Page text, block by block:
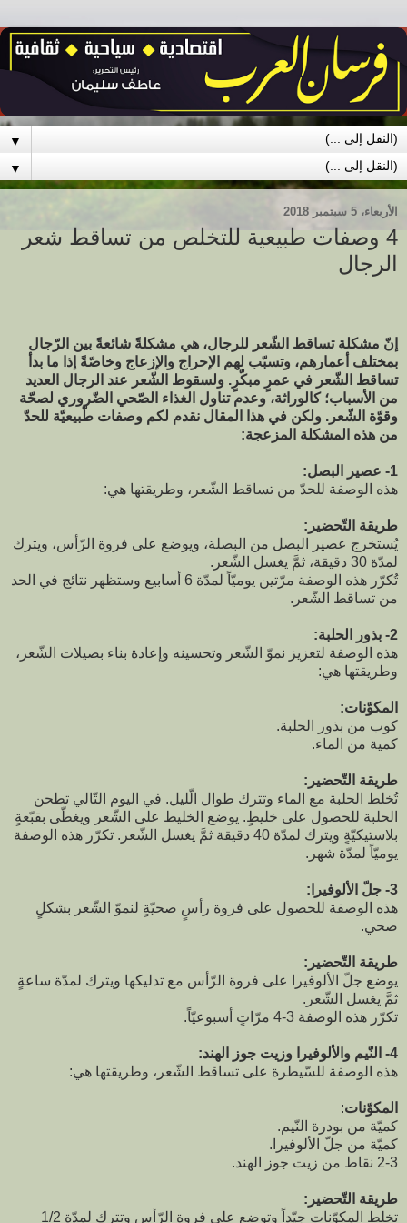
▼
▼
الأربعاء، 5 سبتمبر 2018
4 وصفات طبيعية للتخلص من تساقط شعر
الرجال
إنّ مشكلة تساقط الشّعر للرجال، هي مشكلةً شائعةً بين الرّجال
بمختلف أعمارهم، وتسبّب لهم الإحراج والإزعاج وخاصّةً إذا ما بدأ
تساقط الشّعر في عمرٍ مبكّرٍ. ولسقوط الشّعر عند الرجال العديد
من الأسباب؛ كالوراثة، وعدم تناول الغذاء الصّحي الضّروري لصحّة
وقوّة الشّعر. ولكن في هذا المقال نقدم لكم وصفات طّبيعيّة للحدّ
من هذه المشكلة المزعجة:
1- عصير البصل:
هذه الوصفة للحدّ من تساقط الشّعر، وطريقتها هي:
طريقة التّحضير:
يُستخرج عصير البصل من البصلة، ويوضع على فروة الرّأس، ويترك
لمدّة 30 دقيقة، ثمَّ يغسل الشّعر.
تُكرّر هذه الوصفة مرّتين يوميّاً لمدّة 6 أسابيع وستظهر نتائج في الحد
من تساقط الشّعر.
2- بذور الحلبة:
هذه الوصفة لتعزيز نموّ الشّعر وتحسينه وإعادة بناء بصيلات الشّعر،
وطريقتها هي:
المكوّنات:
كوب من بذور الحلبة.
كمية من الماء.
طريقة التّحضير:
تُخلط الحلبة مع الماء وتترك طوال الّليل. في اليوم التّالي تطحن
الحلبة للحصول على خليطٍ. يوضع الخليط على الشّعر ويغطّى بقبّعةٍ
بلاستيكيّةٍ ويترك لمدّة 40 دقيقة ثمَّ يغسل الشّعر. تكرّر هذه الوصفة
يوميّاً لمدّة شهر.
3- جلّ الألوفيرا:
هذه الوصفة للحصول على فروة رأسٍ صحيّةٍ لنموّ الشّعر بشكلٍ
صحي.
طريقة التّحضير:
يوضع جلّ الألوفيرا على فروة الرّأس مع تدليكها ويترك لمدّة ساعةٍ
ثمَّ يغسل الشّعر.
تكرّر هذه الوصفة 3-4 مرّاتٍ أسبوعيّاً.
4- النّيم والألوفيرا وزيت جوز الهند:
هذه الوصفة للسّيطرة على تساقط الشّعر، وطريقتها هي:
المكوّنات:
كميّة من بودرة النّيم.
كميّة من جلّ الألوفيرا.
2-3 نقاط من زيت جوز الهند.
طريقة التّحضير:
تخلط المكوّنات جيّداً وتوضع على فروة الرّأس وتترك لمدّة 1/2